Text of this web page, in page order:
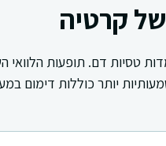
קרטיה
טסיות דם. תופעות הלוואי
יותר כוללות דימום